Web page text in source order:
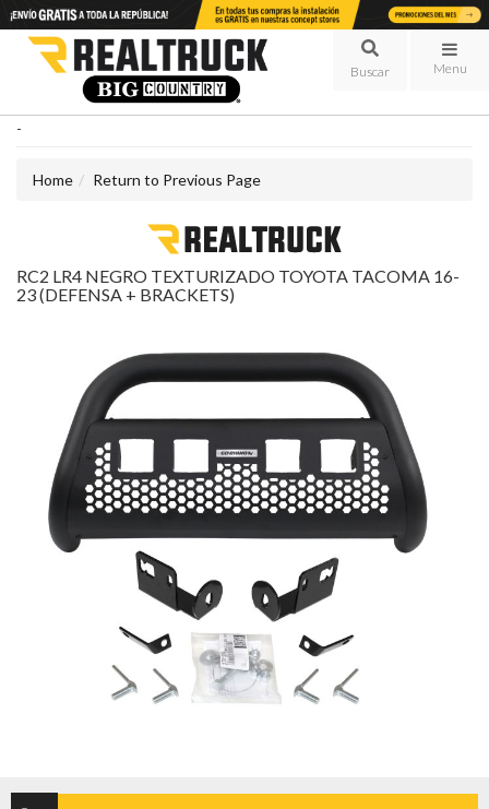
Menu
-
Home Return to Previous Page
RC2 LR4 NEGRO TEXTURIZADO TOYOTA TACOMA 16-
23 (DEFENSA + BRACKETS)